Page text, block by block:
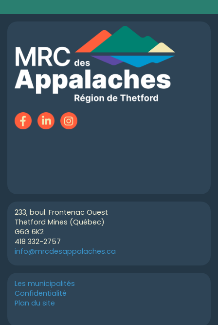
233, boul. Frontenac Ouest
Thetford Mines (Québec)
G6G 6K2
418 332-2757
info@mrcdesappalaches.ca
Les municipalités
Confidentialité
Plan du site